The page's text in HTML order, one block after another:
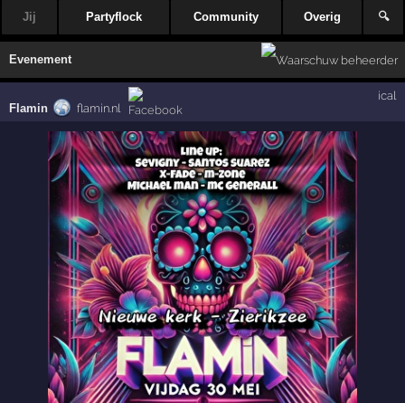
Jij Partyflock Community Overig 🔍
Evenement
Flamin flamin.nl
ical